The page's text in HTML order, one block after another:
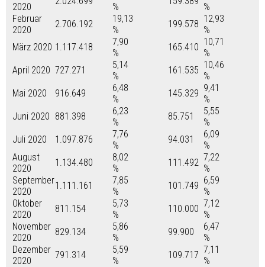
2020
%
%
Februar
2020
2.706.192
19,13
%
199.578 12,93
%
März 2020 1.117.418
7,90
%
165.410 10,71
%
April 2020 727.271
5,14
%
161.535 10,46
%
Mai 2020
916.649
6,48
%
145.329 9,41
%
Juni 2020 881.398
6,23
%
85.751
5,55
%
Juli 2020
1.097.876
7,76
%
94.031
6,09
%
August
2020
1.134.480
8,02
%
111.492 7,22
%
September
2020
1.111.161
7,85
%
101.749 6,59
%
Oktober
2020
811.154
5,73
%
110.000 7,12
%
November
2020
829.134
5,86
%
99.900
6,47
%
Dezember
2020
791.314
5,59
%
109.717 7,11
%